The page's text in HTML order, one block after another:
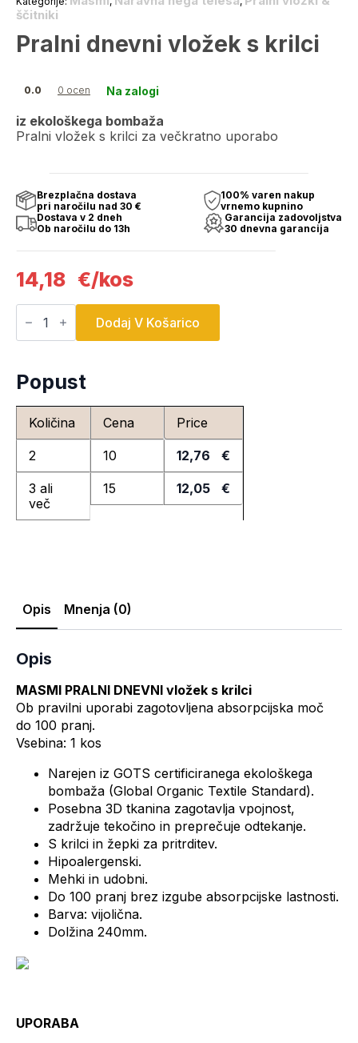
ščitniki
Pralni dnevni vložek s krilci
0.0 0 ocen Na zalogi
iz ekološkega bombaža
Pralni vložek s krilci za večkratno uporabo
Brezplačna dostava
pri naročilu nad 30 €
Dostava v 2 dneh
Ob naročilu do 13h
100% varen nakup
vrnemo kupnino
Garancija zadovoljstva
30 dnevna garancija
14,18 €/kos
Pralni
dnevni
količina
Dodaj V Košarico
Popust
Količina
2
3 ali
več
Cena
10
15
Price
12,76 €
12,05 €
Opis Mnenja (0)
Opis
MASMI PRALNI DNEVNI vložek s krilci
Ob pravilni uporabi zagotovljena absorpcijska moč
do 100 pranj.
Vsebina: 1 kos
Narejen iz GOTS certificiranega ekološkega
bombaža (Global Organic Textile Standard).
Posebna 3D tkanina zagotavlja vpojnost,
zadržuje tekočino in preprečuje odtekanje.
S krilci in žepki za pritrditev.
Hipoalergenski.
Mehki in udobni.
Do 100 pranj brez izgube absorpcijske lastnosti.
Barva: vijolična.
Dolžina 240mm.
UPORABA